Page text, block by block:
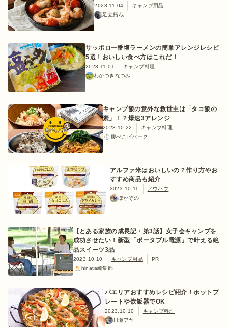
2023.11.04
キャンプ用品
足立拓哉
サッポロ一番塩ラーメンの簡単アレンジレシピ
5選！おいしい食べ方はこれだ！
2023.11.01
キャンプ料理
わかつきなつみ
キャンプ飯の意外な救世主は「タコ飯の
素」！？爆速3アレンジ
2023.10.22
キャンプ料理
腹ぺこビバーク
アルファ米はおいしいの？作り方やお
すすめ商品も紹介
2023.10.11
ノウハウ
ほかぞの
【とある家族の成長記・第3話】女子会キャンプを
成功させたい！新型「ポータブル電源」で叶える絶
品スイーツ3品
2023.10.10 キャンプ用品
PR
hinata編集部
パエリアおすすめレシピ紹介！ホットプ
レートや炊飯器でOK
2023.10.10
キャンプ料理
川瀬アヤ